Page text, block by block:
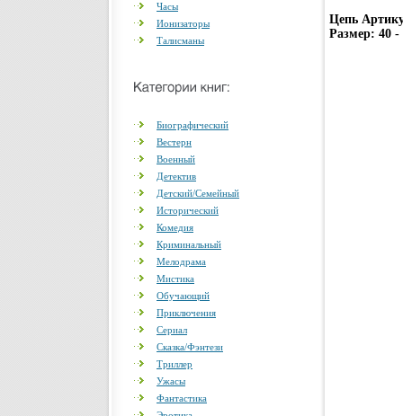
Часы
Ионизаторы
Талисманы
Биографический
Вестерн
Военный
Детектив
Детский/Семейный
Исторический
Комедия
Криминальный
Мелодрама
Мистика
Обучающий
Приключения
Сериал
Сказка/Фэнтези
Триллер
Ужасы
Фантастика
Цепь
Размер: 40